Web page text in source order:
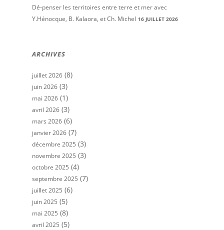
Dé-penser les territoires entre terre et mer avec
Y.Hénocque, B. Kalaora, et Ch. Michel 16 JUILLET 2026
ARCHIVES
juillet 2026 (8)
juin 2026 (3)
mai 2026 (1)
avril 2026 (3)
mars 2026 (6)
janvier 2026 (7)
décembre 2025 (3)
novembre 2025 (3)
octobre 2025 (4)
septembre 2025 (7)
juillet 2025 (6)
juin 2025 (5)
mai 2025 (8)
avril 2025 (5)